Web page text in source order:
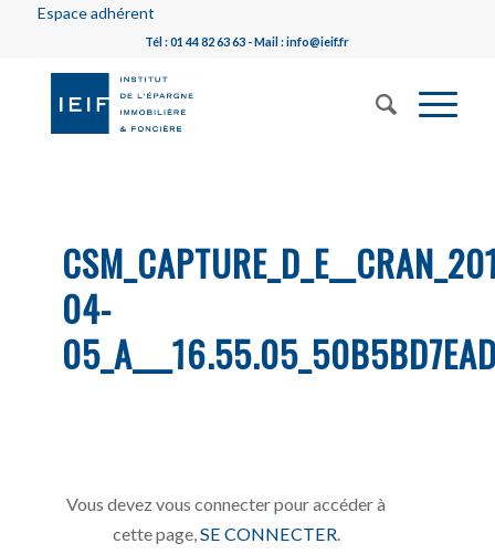
Espace adhérent
Tél : 01 44 82 63 63 - Mail : info@ieif.fr
04-
Vous devez vous connecter pour accéder à
cette page, SE CONNECTER